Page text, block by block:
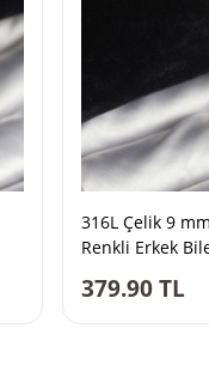
316L Çelik 9
Renkli Erkek
379.90TL